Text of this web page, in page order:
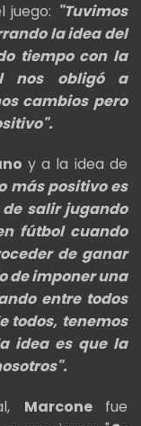
juego: "Tuvimos
la idea del
tiempo con la
nos obligó a
cambios pero
y a la idea de
más positivo es
salir jugando
fútbol cuando
de ganar
de imponer una
entre todos
todos, tenemos
idea es que la
Marcone fue